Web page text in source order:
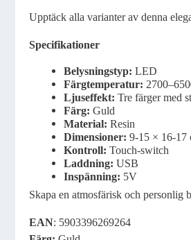
Upptäck alla varianter av denna
Specifikationer
Belysningstyp: LED
Färgtemperatur:
Ljuseffekt: Tre färger med
Färg: Guld
Material: Resin
Dimensioner: 9-15 × 16-17
Kontroll: Touch-switch
Laddning: USB
Inspänning: 5V
Skapa en atmosfärisk och personlig
EAN: 5903396269264